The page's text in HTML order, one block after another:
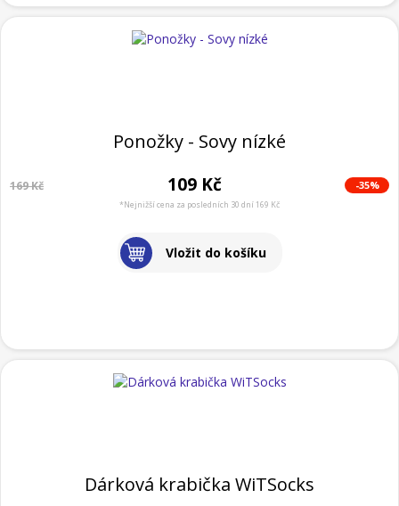
Ponožky - Sovy nízké
169 Kč 109 Kč -35%
*Nejnižší cena za posledních 30 dní 169 Kč
Vložit do košíku
Dárková krabička WiTSocks